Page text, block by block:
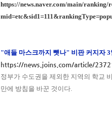
https://news.naver.com/main/ranking/
"애들 마스크까지 뺏나" 비판 커지자
https://news.joins.com/article/
정부가 수도권을 제외한 지역의 학교
만에 방침을 바꾼 것이다.